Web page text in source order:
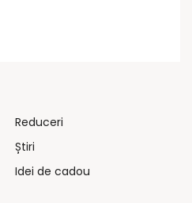
Reduceri
Știri
Idei de cadou